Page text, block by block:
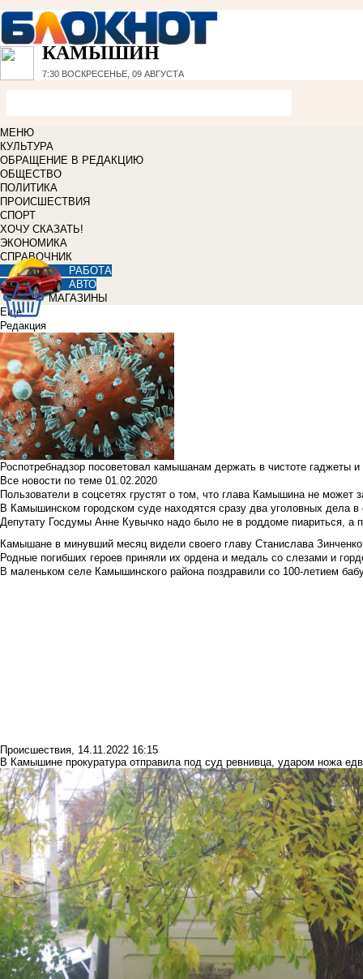
КАМЫШИН
7:30 ВОСКРЕСЕНЬЕ, 09 АВГУСТА
МЕНЮ
КУЛЬТУРА
ОБРАЩЕНИЕ В РЕДАКЦИЮ
ОБЩЕСТВО
ПОЛИТИКА
ПРОИСШЕСТВИЯ
СПОРТ
ХОЧУ СКАЗАТЬ!
ЭКОНОМИКА
СПРАВОЧНИК
РАБОТА
АВТО
МАГАЗИНЫ
Еще
Редакция
Роспотребнадзор посоветовал камышанам держать в чистоте гаджеты
Все новости по теме 01.02.2020
Пользователи в соцсетях грустят о том, что глава Камышина не может
В Камышинском городском суде находятся сразу два уголовных дела
Депутату Госдумы Анне Кувычко надо было не в роддоме пиариться, а
Камышане в минувший месяц видели своего главу Станислава Зинченко
Родные погибших героев приняли их ордена и медаль со слезами и
В маленьком селе Камышинского района поздравили со 100-летием
Происшествия, 14.11.2022 16:15
В Камышине прокуратура отправила под суд ревнивца, ударом ножа